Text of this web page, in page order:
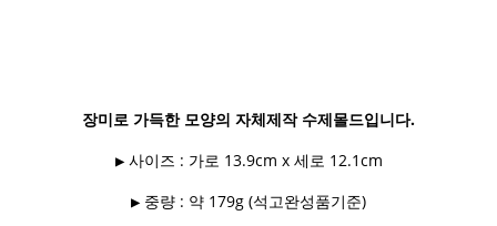
장미로 가득한 모양의 자체제작 수제몰드입니다.
▶ 사이즈 : 가로 13.9cm x 세로 12.1cm
▶ 중량 : 약 179g (석고완성품기준)